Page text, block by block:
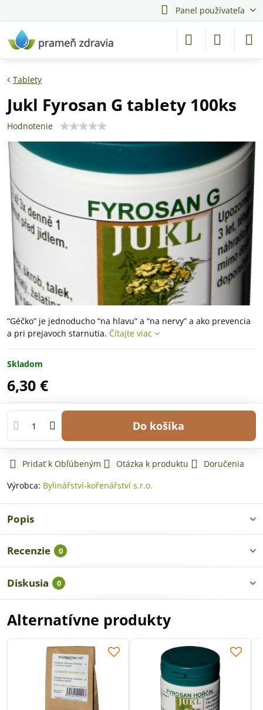
Panel používateľa
Tablety
Jukl Fyrosan G tablety 100ks
Hodnotenie
“Géčko” je jednoducho “na hlavu” a “na nervy” a ako prevencia
a pri prejavoch starnutia. Čítajte viac
Skladom
6,30 €
Do košíka
Pridať k Obľúbeným Otázka k produktu
Doručenia
Výrobca: Bylinářství-kořenářství s.r.o.
Popis
Recenzie 0
Diskusia 0
Alternatívne produkty